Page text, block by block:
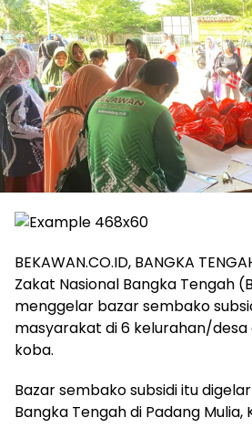
BEKAWAN.CO.ID, BANGKA
Zakat Nasional Bangka Tengah
menggelar bazar sembako
masyarakat di 6 kelurahan/desa
koba.
Bazar sembako subsidi itu
Bangka Tengah di Padang